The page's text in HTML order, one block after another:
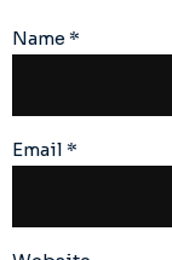
Name*
Email *